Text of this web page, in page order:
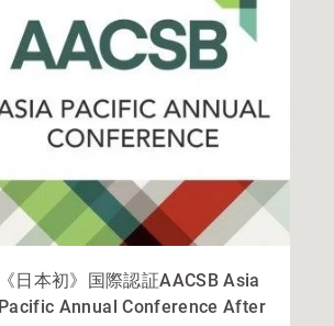
《日本初》国際認証AACSB Asia
Pacific Annual Conference After